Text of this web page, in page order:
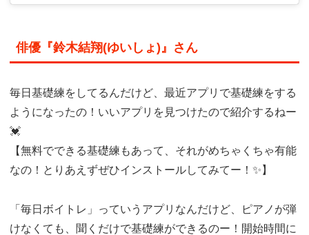
俳優『鈴木結翔(ゆいしょ)』さん
毎日基礎練をしてるんだけど、最近アプリで基礎練をする
ようになったの！いいアプリを見つけたので紹介するねー
💓
【無料でできる基礎練もあって、それがめちゃくちゃ有能
なの！とりあえずぜひインストールしてみてー！✨】
「毎日ボイトレ」っていうアプリなんだけど、ピアノが弾
けなくても、聞くだけで基礎練ができるのー！開始時間に